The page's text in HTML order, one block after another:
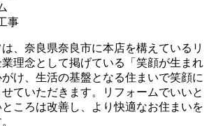
事
、奈良県奈良市に本店を構えているリ
理念として掲げている「笑顔が生まれ
け、生活の基盤となる住まいで笑顔に
ていただきます。リフォームでいいと
ころは改善し、より快適なお住まいを